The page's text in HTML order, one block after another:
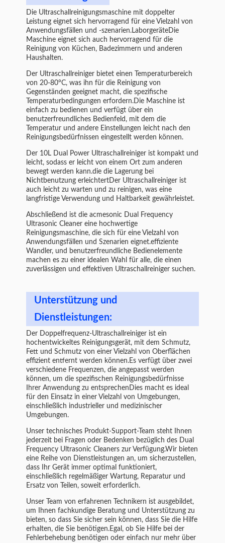
Die Ultraschallreinigungsmaschine mit doppelter
Leistung eignet sich hervorragend für eine Vielzahl von
Anwendungsfällen und -szenarien.LaborgeräteDie
Maschine eignet sich auch hervorragend für die
Reinigung von Küchen, Badezimmern und anderen
Haushalten.
Der Ultraschallreiniger bietet einen Temperaturbereich
von 20-80°C, was ihn für die Reinigung von
Gegenständen geeignet macht, die spezifische
Temperaturbedingungen erfordern.Die Maschine ist
einfach zu bedienen und verfügt über ein
benutzerfreundliches Bedienfeld, mit dem die
Temperatur und andere Einstellungen leicht nach den
Reinigungsbedürfnissen eingestellt werden können.
Der 10L Dual Power Ultraschallreiniger ist kompakt und
leicht, sodass er leicht von einem Ort zum anderen
bewegt werden kann.die die Lagerung bei
Nichtbenutzung erleichtertDer Ultraschallreiniger ist
auch leicht zu warten und zu reinigen, was eine
langfristige Verwendung und Haltbarkeit gewährleistet.
Abschließend ist die acmesonic Dual Frequency
Ultrasonic Cleaner eine hochwertige
Reinigungsmaschine, die sich für eine Vielzahl von
Anwendungsfällen und Szenarien eignet.effiziente
Wandler, und benutzerfreundliche Bedienelemente
machen es zu einer idealen Wahl für alle, die einen
zuverlässigen und effektiven Ultraschallreiniger suchen.
Unterstützung und
Dienstleistungen:
Der Doppelfrequenz-Ultraschallreiniger ist ein
hochentwickeltes Reinigungsgerät, mit dem Schmutz,
Fett und Schmutz von einer Vielzahl von Oberflächen
effizient entfernt werden können.Es verfügt über zwei
verschiedene Frequenzen, die angepasst werden
können, um die spezifischen Reinigungsbedürfnisse
Ihrer Anwendung zu entsprechenDies macht es ideal
für den Einsatz in einer Vielzahl von Umgebungen,
einschließlich industrieller und medizinischer
Umgebungen.
Unser technisches Produkt-Support-Team steht Ihnen
jederzeit bei Fragen oder Bedenken bezüglich des Dual
Frequency Ultrasonic Cleaners zur Verfügung.Wir bieten
eine Reihe von Dienstleistungen an, um sicherzustellen,
dass Ihr Gerät immer optimal funktioniert,
einschließlich regelmäßiger Wartung, Reparatur und
Ersatz von Teilen, soweit erforderlich.
Unser Team von erfahrenen Technikern ist ausgebildet,
um Ihnen fachkundige Beratung und Unterstützung zu
bieten, so dass Sie sicher sein können, dass Sie die Hilfe
erhalten, die Sie benötigen.Egal, ob Sie Hilfe bei der
Fehlerbehebung benötigen oder einfach nur mehr über